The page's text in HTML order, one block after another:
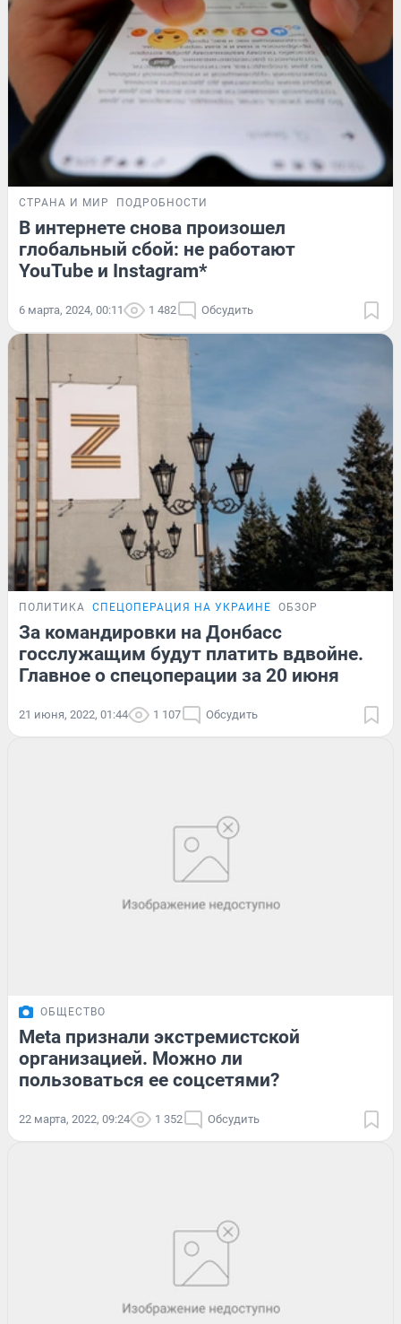
СТРАНА И МИР ПОДРОБНОСТИ
В интернете снова произошел
глобальный сбой: не работают
YouTube и Instagram*
6 марта, 2024, 00:11 1 482 Обсудить
ПОЛИТИКА СПЕЦОПЕРАЦИЯ НА УКРАИНЕ ОБЗОР
За командировки на Донбасс
госслужащим будут платить вдвойне.
Главное о спецоперации за 20 июня
21 июня, 2022, 01:44 1 107 Обсудить
ОБЩЕСТВО
Meta признали экстремистской
организацией. Можно ли
пользоваться ее соцсетями?
22 марта, 2022, 09:24 1 352 Обсудить